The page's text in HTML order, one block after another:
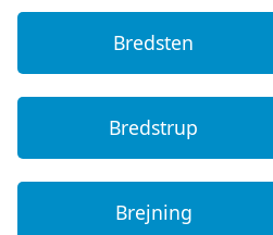
Bredsten
Bredstrup
Brejning